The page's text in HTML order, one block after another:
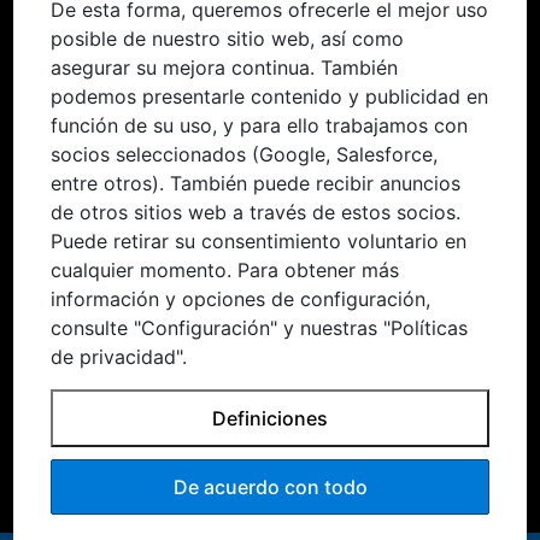
De esta forma, queremos ofrecerle el mejor uso
posible de nuestro sitio web, así como
asegurar su mejora continua. También
podemos presentarle contenido y publicidad en
función de su uso, y para ello trabajamos con
socios seleccionados (Google, Salesforce,
entre otros). También puede recibir anuncios
de otros sitios web a través de estos socios.
Puede retirar su consentimiento voluntario en
cualquier momento. Para obtener más
información y opciones de configuración,
consulte "Configuración" y nuestras "Políticas
de privacidad".
Definiciones
De acuerdo con todo
Canal de denuncias
Mundo Mercedes
Historia
She´s Mercedes
Electromovilidad
Sostenibilidad
Red de Carga
Términos y condicionesPolíticas y privacidad